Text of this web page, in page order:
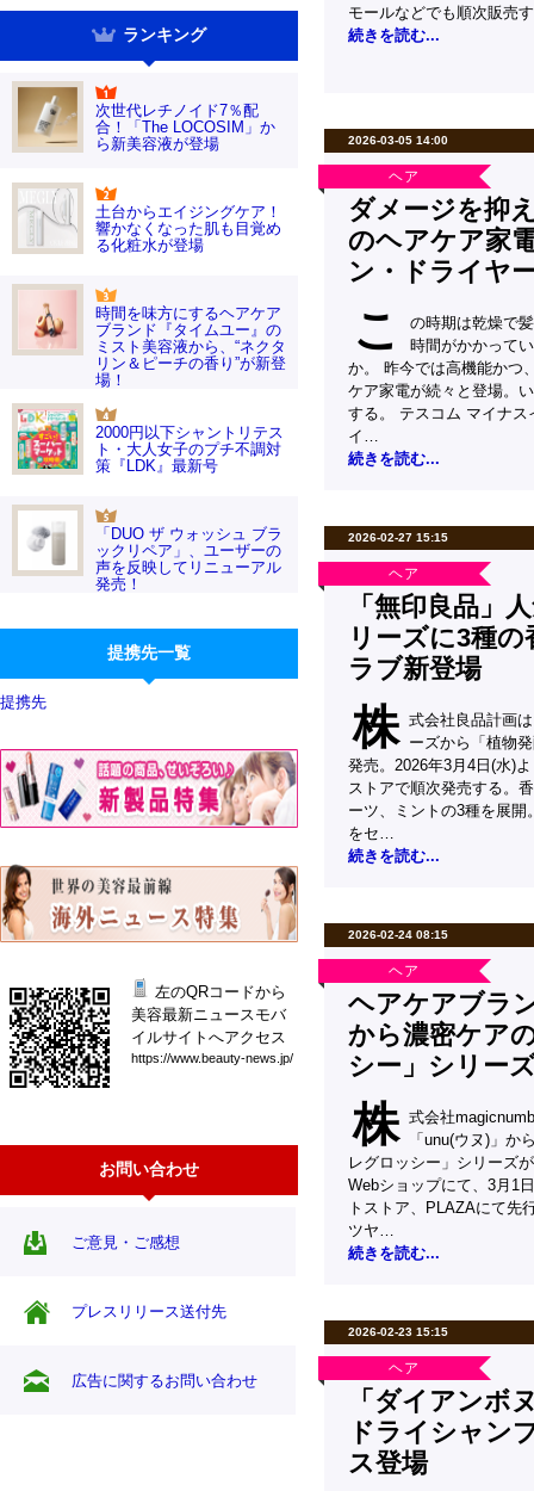
ランキング
次世代レチノイド7％配
合！「The LOCOSIM」か
ら新美容液が登場
土台からエイジングケア！
響かなくなった肌も目覚め
る化粧水が登場
時間を味方にするヘアケア
ブランド『タイムユー』の
ミスト美容液から、“ネクタ
リン＆ピーチの香り”が新登
場！
2000円以下シャントリテス
ト・大人女子のプチ不調対
策『LDK』最新号
「DUO ザ ウォッシュ ブラ
ックリペア」、ユーザーの
声を反映してリニューアル
発売！
提携先一覧
提携先
左のQRコードから
美容最新ニュースモバ
イルサイトへアクセス
https://www.beauty-news. jp/
お問い合わせ
ご意見・ご感想
プレスリリース送付先
広告に関するお問い合わせ
モールなどでも順次販売
続きを読む...
2026-03-05 14:00
ヘア
ダメージを抑
のヘアケア家
ン・ドライヤ
こ
の時期は乾燥で
時間がかかって
か。 昨今では高機能かつ
ケア家電が続々と登場。
する。 テスコム マイナ
イ…
続きを読む...
2026-02-27 15:15
ヘア
「無印良品」
リーズに3種
ラブ新登場
株 式会社良品計画
ーズから「植物
発売。2026年3月4日(水)
ストアで順次発売する。
ーツ、ミントの3種を展
をセ…
続きを読む...
2026-02-24 08:15
ヘア
ヘアケアブラ
から濃密ケア
シー」シリー
株 式会社
「unu(ウヌ)」か
レグロッシー」シリーズ
Webショップにて、3月1
トストア、PLAZAにて先
ツヤ…
続きを読む...
2026-02-23 15:15
ヘア
「ダイアンボ
ドライシャン
ス登場